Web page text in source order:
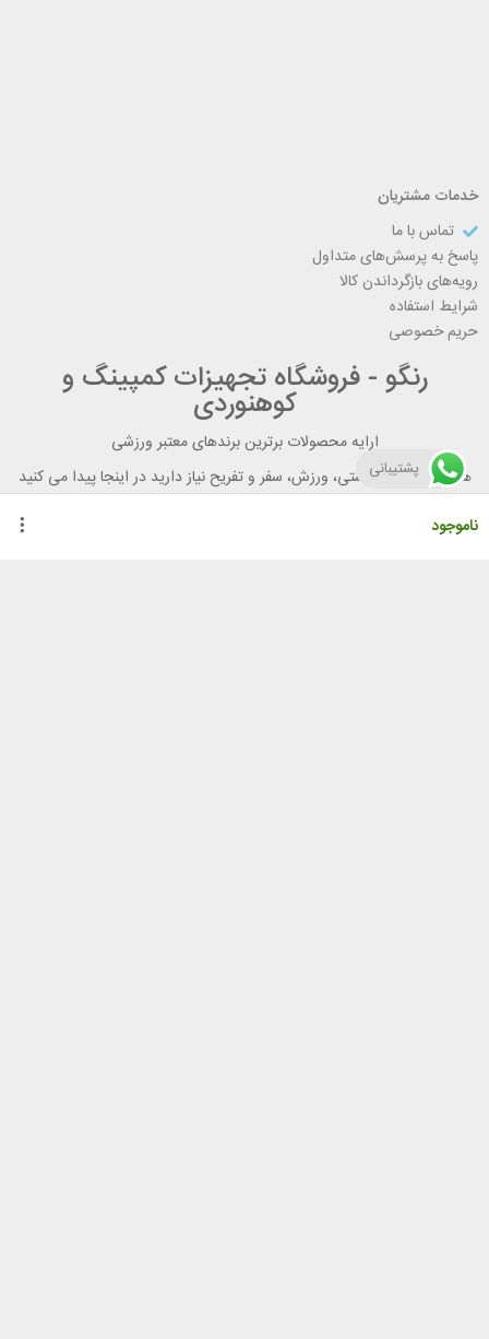
ناموجود
خدمات مشتریان
تماس با ما
پاسخ به پرسش‌های متداول
رویه‌های بازگرداندن کالا
شرایط استفاده
حریم خصوصی
رنگو - فروشگاه تجهیزات کمپینگ و
کوهنوردی
ارایه محصولات برترین برندهای معتبر ورزشی
هر آنچه برای تندرستی، ورزش، سفر و تفریح نیاز دارید در اینجا پیدا می کنید
پشتیبانی